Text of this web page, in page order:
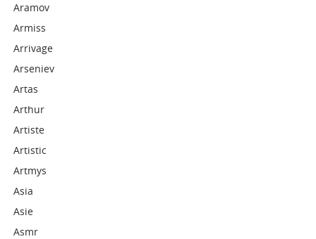
Aramov
Armiss
Arrivage
Arseniev
Artas
Arthur
Artiste
Artistic
Artmys
Asia
Asie
Asmr